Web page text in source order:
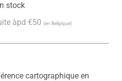
stock
àpd €50 (en Belgique)
cartographique en